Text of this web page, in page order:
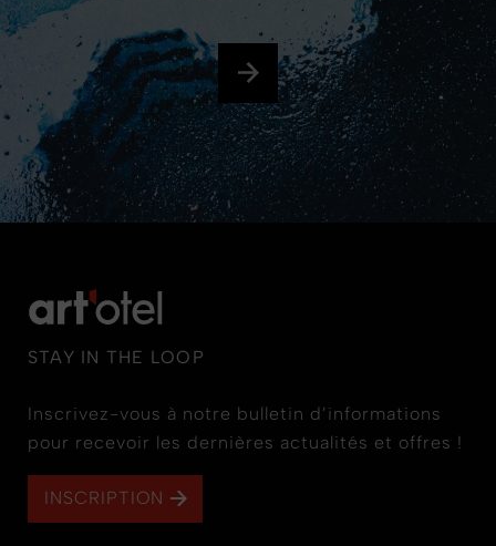
STAY IN THE LOOP
Inscrivez-vous à notre bulletin d’informations
pour recevoir les dernières actualités et offres !
INSCRIPTION